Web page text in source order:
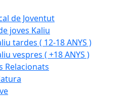
de Joventut
joves Kaliu
tardes ( 12-18 ANYS )
vespres ( +18 ANYS )
Relacionats